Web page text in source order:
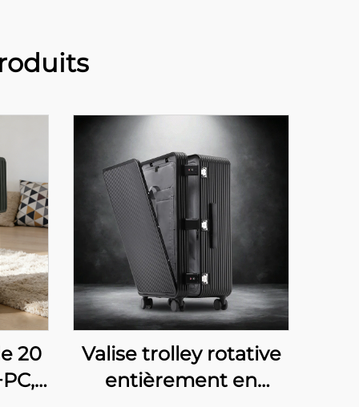
20
Valise trolley rotative
entièrement en